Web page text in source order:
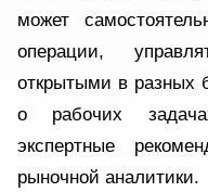
может
операции,
открытыми в разных
о рабочих
экспертные
рыночной аналитики.